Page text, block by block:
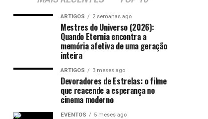
ARTIGOS 2 semanas ago
Mestres do Universo (2026):
Quando Eternia encontra a
memória afetiva de uma geração
inteira
ARTIGOS 3 meses ago
Devoradores de Estrelas: o filme
que reacende a esperança no
cinema moderno
EVENTOS 5 meses ago